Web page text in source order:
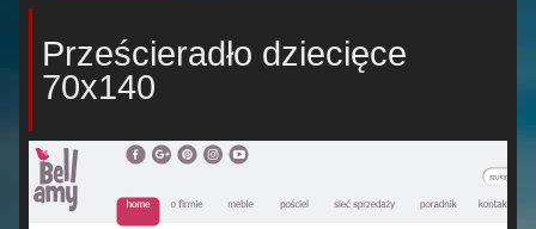
Prześcieradło dziecięce
70x140